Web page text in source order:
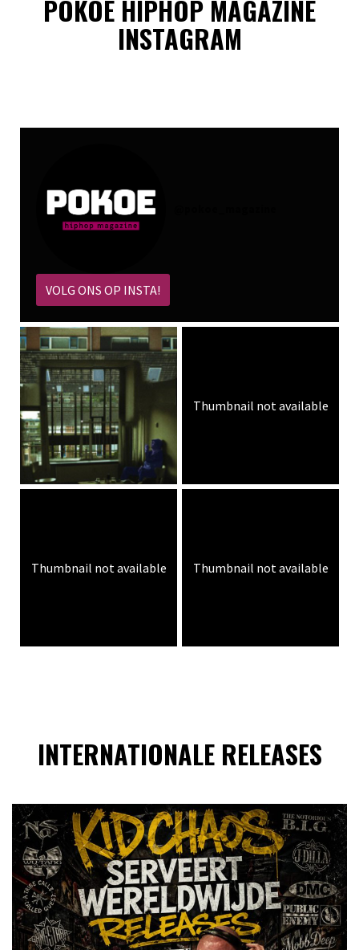
POKOE HIPHOP MAGAZINE
INSTAGRAM
VOLG ONS OP INSTA!
Thumbnail not available
Thumbnail not available Thumbnail not available
INTERNATIONALE RELEASES